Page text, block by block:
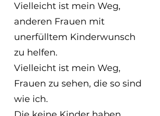
Vielleicht ist mein Weg,
anderen Frauen mit
unerfülltem Kinderwunsch
zu helfen.
Vielleicht ist mein Weg,
Frauen zu sehen, die so sind
wie ich.